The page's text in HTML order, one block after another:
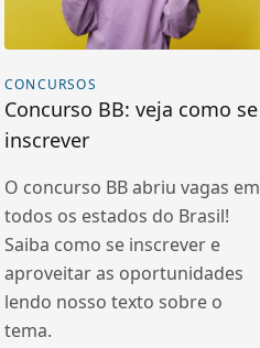
CONCURSOS
Concurso BB: veja como se
inscrever
O concurso BB abriu vagas em
todos os estados do Brasil!
Saiba como se inscrever e
aproveitar as oportunidades
lendo nosso texto sobre o
tema.